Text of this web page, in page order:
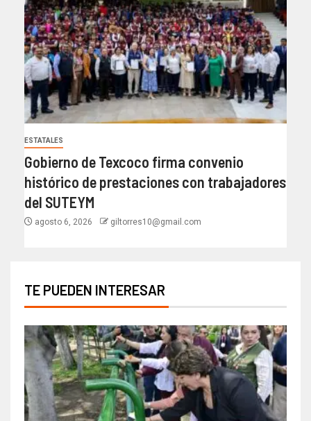
ESTATALES
Gobierno de Texcoco firma convenio
histórico de prestaciones con trabajadores
del SUTEYM
agosto 6, 2026 giltorres10@gmail.com
TE PUEDEN INTERESAR